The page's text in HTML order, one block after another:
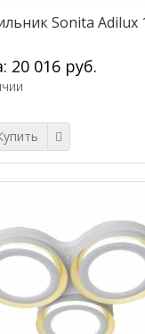
Sonita Adilux
20 016 руб.